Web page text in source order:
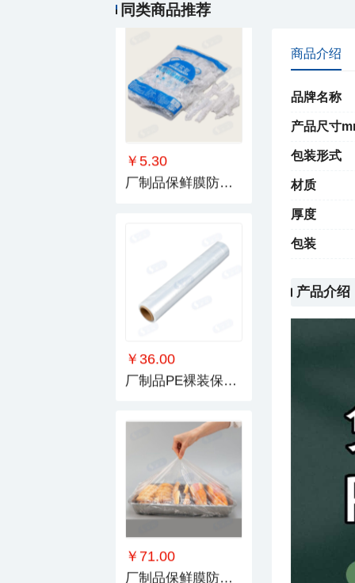
同类商品推荐
￥5.30
厂制品保鲜膜防尘罩_系列2
￥36.00
厂制品PE裸装保鲜膜_系列2
￥71.00
厂制品保鲜膜防尘罩_系列1
商品介绍
品牌名称
产品尺寸
包装形式
材质
厚度
包装
产品介绍